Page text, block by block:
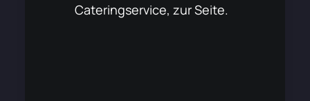
Cateringservice, zur Seite.